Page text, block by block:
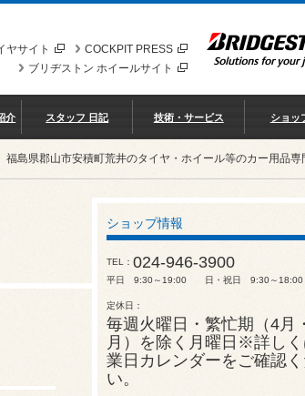
COCKPIT PRESS
ヤサイト
ブリヂストン ホイールサイト
介 スタッフ 日記 技術・サービス ショッ
島県郡山市安積町荒井のタイヤ・ホイール等のカー用品専
ショップ情報
TEL 024-946-3900
平日 9:30～19:00 日・祝日 9:30～18:00
定休日
毎週火曜日・繁忙期（4月
月）を除く月曜日※詳し
業日カレンダーをご確認く
い。